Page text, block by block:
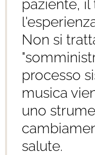
paziente,
Non si
processo
musica
uno
salute.